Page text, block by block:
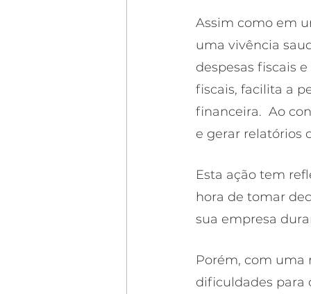
Assim como em
uma vivência
despesas fiscais
fiscais, facilita a
financeira.  Ao
e gerar relatórios
Esta ação tem
hora de tomar
sua empresa
Porém, com
dificuldades para